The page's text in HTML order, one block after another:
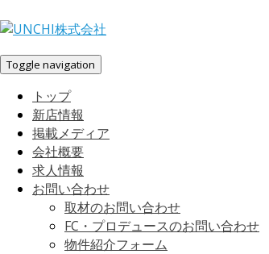
Toggle navigation
トップ
新店情報
掲載メディア
会社概要
求人情報
お問い合わせ
取材のお問い合わせ
FC・プロデュースのお問い合わせ
物件紹介フォーム